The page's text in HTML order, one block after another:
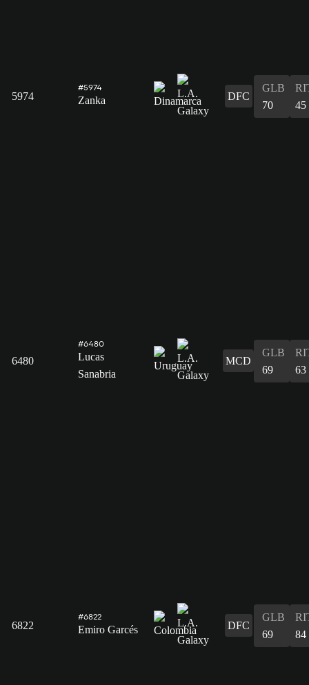
5974
#5974
Zanka DFC
GLB
70
45
6480
#6480
Lucas
Sanabria
MCD
GLB
69
63
6822
#6822
Emiro Garcés DFC
GLB
69
84